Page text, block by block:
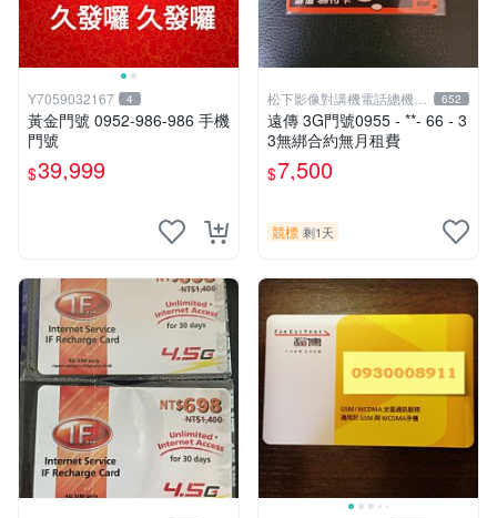
Y7059032167 4
黃金門號 0952-986-986 手機
門號
$39,999
松下影像對講機電話總機專
賣店1
652
遠傳 3G門號0955 - **- 66 - 3
3無綁合約無月租費
$7,500
競標 剩1天